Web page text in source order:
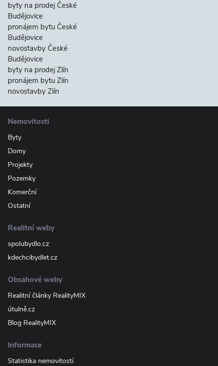
byty na prodej České
Budějovice
pronájem bytu České
Budějovice
novostavby České
Budějovice
byty na prodej Zlín
pronájem bytu Zlín
novostavby Zlín
Nemovitosti
Byty
Domy
Projekty
Pozemky
Komerční
Ostatní
Realitní weby
spolubydlo.cz
kdechcibydlet.cz
Obsahové weby
Realitní články RealityMIX
útulně.cz
Blog RealityMIX
Informace
Statistika nemovitostí